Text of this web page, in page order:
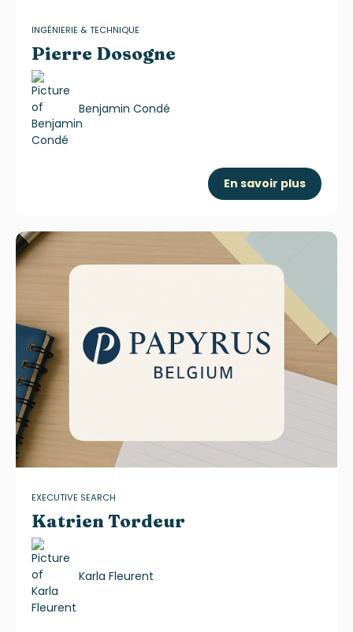
INGÉNIERIE & TECHNIQUE
Pierre Dosogne
Benjamin Condé
En savoir plus
EXECUTIVE SEARCH
Katrien Tordeur
Karla Fleurent